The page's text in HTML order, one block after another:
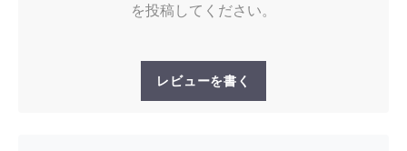
を投稿してください。
レビューを書く